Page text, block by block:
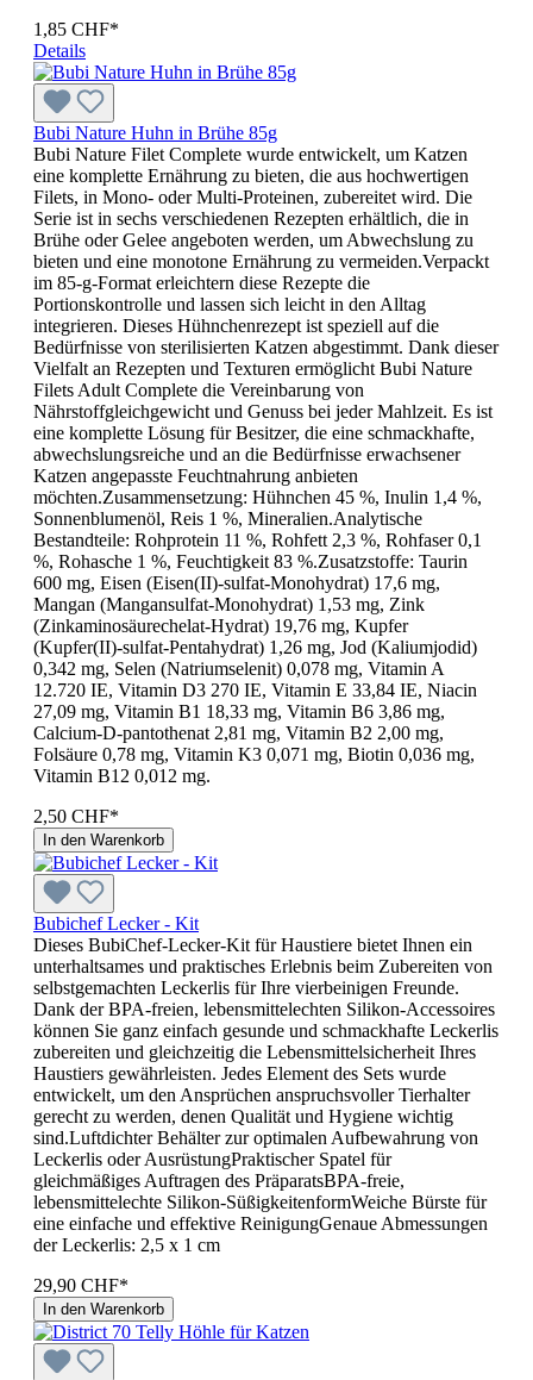
1,85 CHF*
Details
Bubi Nature Huhn in Brühe 85g
Bubi Nature Filet Complete wurde entwickelt, um Katzen
eine komplette Ernährung zu bieten, die aus hochwertigen
Filets, in Mono- oder Multi-Proteinen, zubereitet wird. Die
Serie ist in sechs verschiedenen Rezepten erhältlich, die in
Brühe oder Gelee angeboten werden, um Abwechslung zu
bieten und eine monotone Ernährung zu vermeiden.Verpackt
im 85-g-Format erleichtern diese Rezepte die
Portionskontrolle und lassen sich leicht in den Alltag
integrieren. Dieses Hühnchenrezept ist speziell auf die
Bedürfnisse von sterilisierten Katzen abgestimmt. Dank dieser
Vielfalt an Rezepten und Texturen ermöglicht Bubi Nature
Filets Adult Complete die Vereinbarung von
Nährstoffgleichgewicht und Genuss bei jeder Mahlzeit. Es ist
eine komplette Lösung für Besitzer, die eine schmackhafte,
abwechslungsreiche und an die Bedürfnisse erwachsener
Katzen angepasste Feuchtnahrung anbieten
möchten.Zusammensetzung: Hühnchen 45 %, Inulin 1,4 %,
Sonnenblumenöl, Reis 1 %, Mineralien.Analytische
Bestandteile: Rohprotein 11 %, Rohfett 2,3 %, Rohfaser 0,1
%, Rohasche 1 %, Feuchtigkeit 83 %.Zusatzstoffe: Taurin
600 mg, Eisen (Eisen(II)-sulfat-Monohydrat) 17,6 mg,
Mangan (Mangansulfat-Monohydrat) 1,53 mg, Zink
(Zinkaminosäurechelat-Hydrat) 19,76 mg, Kupfer
(Kupfer(II)-sulfat-Pentahydrat) 1,26 mg, Jod (Kaliumjodid)
0,342 mg, Selen (Natriumselenit) 0,078 mg, Vitamin A
12.720 IE, Vitamin D3 270 IE, Vitamin E 33,84 IE, Niacin
27,09 mg, Vitamin B1 18,33 mg, Vitamin B6 3,86 mg,
Calcium-D-pantothenat 2,81 mg, Vitamin B2 2,00 mg,
Folsäure 0,78 mg, Vitamin K3 0,071 mg, Biotin 0,036 mg,
Vitamin B12 0,012 mg.
2,50 CHF*
In den Warenkorb
Bubichef Lecker - Kit
Dieses BubiChef-Lecker-Kit für Haustiere bietet Ihnen ein
unterhaltsames und praktisches Erlebnis beim Zubereiten von
selbstgemachten Leckerlis für Ihre vierbeinigen Freunde.
Dank der BPA-freien, lebensmittelechten Silikon-Accessoires
können Sie ganz einfach gesunde und schmackhafte Leckerlis
zubereiten und gleichzeitig die Lebensmittelsicherheit Ihres
Haustiers gewährleisten. Jedes Element des Sets wurde
entwickelt, um den Ansprüchen anspruchsvoller Tierhalter
gerecht zu werden, denen Qualität und Hygiene wichtig
sind.Luftdichter Behälter zur optimalen Aufbewahrung von
Leckerlis oder AusrüstungPraktischer Spatel für
gleichmäßiges Auftragen des PräparatsBPA-freie,
lebensmittelechte Silikon-SüßigkeitenformWeiche Bürste für
eine einfache und effektive ReinigungGenaue Abmessungen
der Leckerlis: 2,5 x 1 cm
29,90 CHF*
In den Warenkorb